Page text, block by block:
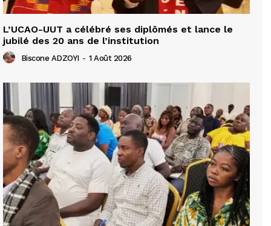
L’UCAO-UUT a célébré ses diplômés et lance le
jubilé des 20 ans de l’institution
Biscone ADZOYI - 1 Août 2026